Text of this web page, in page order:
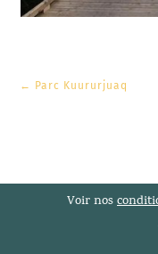
← Parc Kuururjuaq
Voir nos